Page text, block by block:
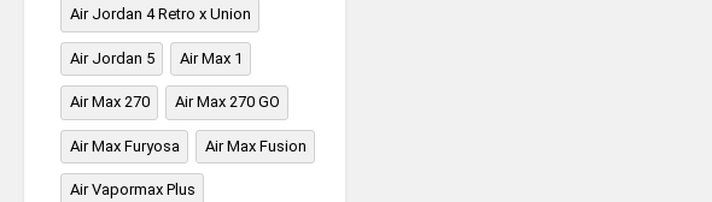
Air Jordan 4 Retro x Union
Air Jordan 5 Air Max 1
Air Max 270 Air Max 270 GO
Air Max Furyosa Air Max Fusion
Air Vapormax Plus